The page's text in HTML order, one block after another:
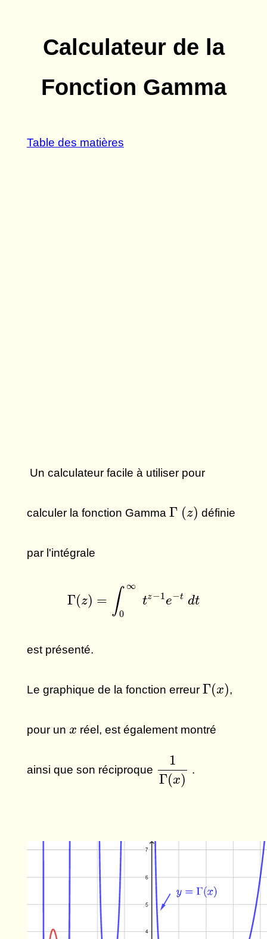
Calculateur de la
Fonction Gamma
Table des matières
Un calculateur facile à utiliser pour
calculer la fonction Gamma Γ (z)
Γ( z définie
par l'intégrale
Γ(z) = ∫
∞
0
tz−1 e−t dt
0∞tz
est présenté.
Le graphique de la fonction erreur Γ(x)
Γ(x ) ,
pour un x
x réel, est également montré
ainsi que son réciproque
1
Γ(x)
Γ(
.